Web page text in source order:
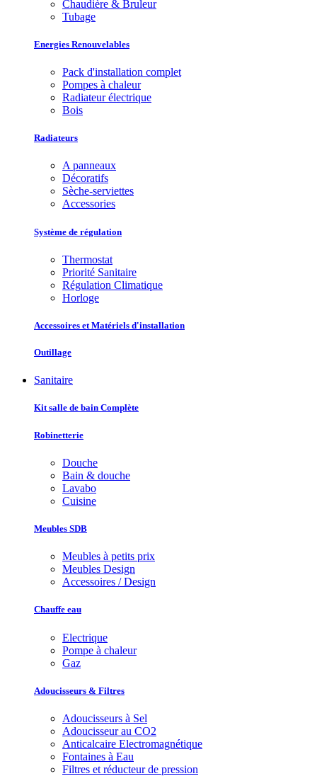
Chaudière & Bruleur
Tubage
Energies Renouvelables
Pack d'installation complet
Pompes à chaleur
Radiateur électrique
Bois
Radiateurs
A panneaux
Décoratifs
Sèche-serviettes
Accessories
Système de régulation
Thermostat
Priorité Sanitaire
Régulation Climatique
Horloge
Accessoires et Matériels d'installation
Outillage
Sanitaire
Kit salle de bain Complète
Robinetterie
Douche
Bain & douche
Lavabo
Cuisine
Meubles SDB
Meubles à petits prix
Meubles Design
Accessoires / Design
Chauffe eau
Electrique
Pompe à chaleur
Gaz
Adoucisseurs & Filtres
Adoucisseurs à Sel
Adoucisseur au CO2
Anticalcaire Electromagnétique
Fontaines à Eau
Filtres et réducteur de pression